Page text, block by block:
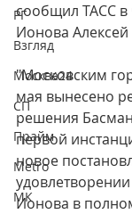
РГ
Взгляд
Москва24
СП
Прайм
Metro
МК
сообщил ТАСС в
Ионова
"Московским
мая вынесено
решения
первой
новое
Ионова в